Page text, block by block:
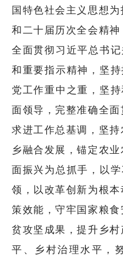
国特色社会主义思想
和二十届历次全会精神
全面贯彻习近平总书
和重要指示精神，坚
党工作重中之重，坚
面领导，完整准确全
求进工作总基调，坚
乡融合发展，锚定农
面振兴为总抓手，以学
领，以改革创新为根
策效能，守牢国家粮
贫攻坚成果，提升乡
平、乡村治理水平，